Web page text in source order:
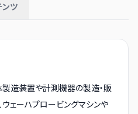
ンツ
造装置や計測機器の製造・販
ェーハプロービングマシンや